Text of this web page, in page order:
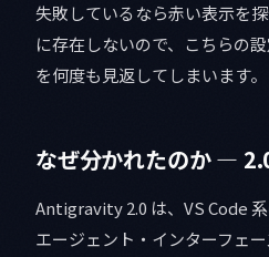
失敗しているなら赤い表示を
に存在しないので、こちらの
を何度も見返してしまいます。
なぜ分かれたのか —
Antigravity 2.0 は、VS Code
エージェント・インターフェ